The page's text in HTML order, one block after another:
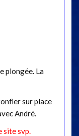
plongée. La
sur place
André.
site svp.